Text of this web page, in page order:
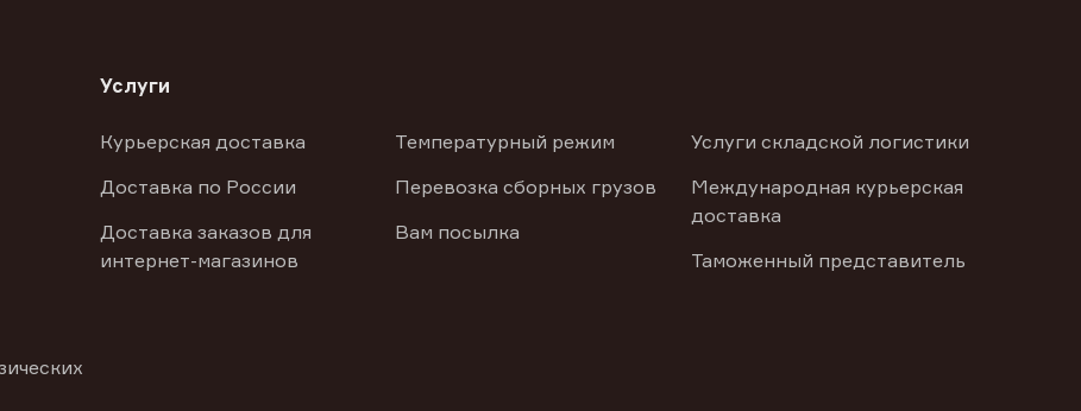
Услуги
Курьерская доставка
Доставка по России
Доставка заказов для
интернет-магазинов
Температурный режим
Перевозка сборных грузов
Вам посылка
Услуги складской логистики
Международная курьерская
доставка
Таможенный представитель